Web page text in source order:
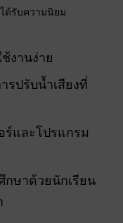
ด้รับความนิยม
งานง่าย
รปรับน้ำเสียงที่
ร์และโปรแกรม
กษาด้วยนักเรียน